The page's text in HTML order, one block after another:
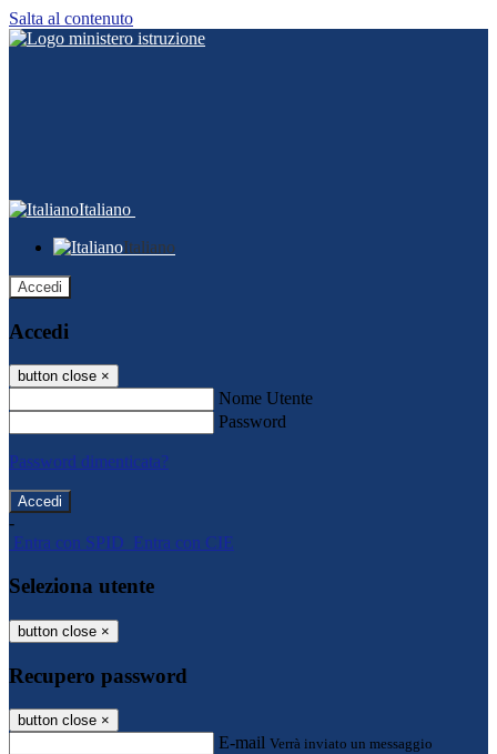
Salta al contenuto
Italiano
Italiano
Accedi
Accedi
button close ×
Nome Utente
Password
Password dimenticata?
-
Entra con SPID Entra con CIE
Seleziona utente
button close ×
Recupero password
button close ×
E-mail Verrà inviato un messaggio